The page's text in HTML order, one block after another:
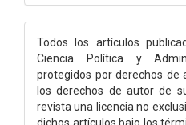
Todos los artículos
Ciencia Política y
protegidos por derechos de
los derechos de autor de
revista una licencia no
dichos artículos bajo los